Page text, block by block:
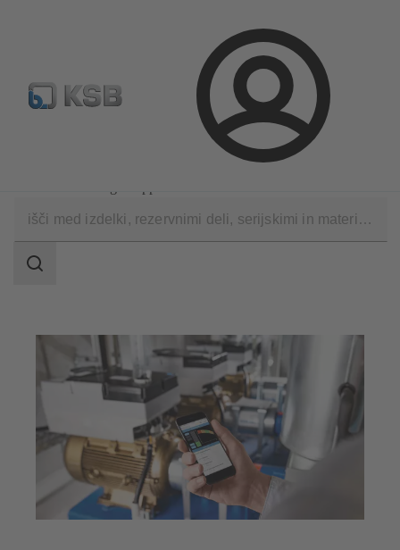
Prijava
Standardno iskanje rezervih delov Konfiguracija
Orodja za obratovanje
iskanja
področje